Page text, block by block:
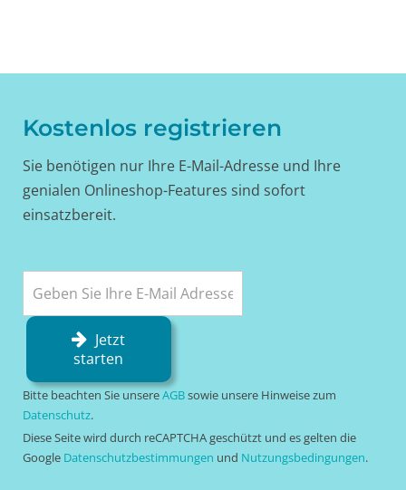
Kostenlos registrieren
Sie benötigen nur Ihre E-Mail-Adresse und Ihre
genialen Onlineshop-Features sind sofort
einsatzbereit.
Jetzt
starten
Bitte beachten Sie unsereAGBsowie unsere Hinweise zum
Datenschutz.
Diese Seite wird durch reCAPTCHA geschützt und es gelten die
Google Datenschutzbestimmungen und Nutzungsbedingungen.